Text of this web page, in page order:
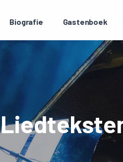
Biografie Gastenboek